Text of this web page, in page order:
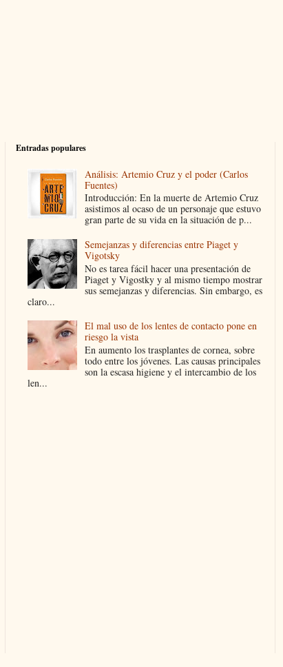
Entradas populares
Análisis: Artemio Cruz y el poder (Carlos
Fuentes)
Introducción: En la muerte de Artemio Cruz
asistimos al ocaso de un personaje que estuvo
gran parte de su vida en la situación de p...
Semejanzas y diferencias entre Piaget y
Vigotsky
No es tarea fácil hacer una presentación de
Piaget y Vigostky y al mismo tiempo mostrar
sus semejanzas y diferencias. Sin embargo, es
claro...
El mal uso de los lentes de contacto pone en
riesgo la vista
En aumento los trasplantes de cornea, sobre
todo entre los jóvenes. Las causas principales
son la escasa higiene y el intercambio de los
len...